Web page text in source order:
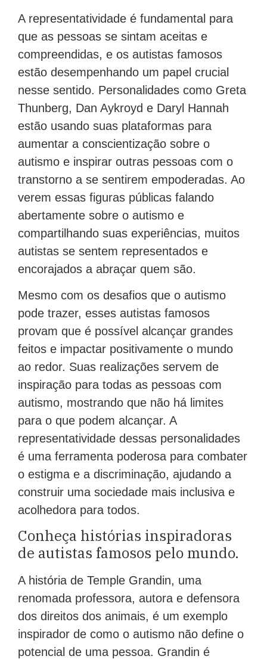
A representatividade é fundamental para
que as pessoas se sintam aceitas e
compreendidas, e os autistas famosos
estão desempenhando um papel crucial
nesse sentido. Personalidades como Greta
Thunberg, Dan Aykroyd e Daryl Hannah
estão usando suas plataformas para
aumentar a conscientização sobre o
autismo e inspirar outras pessoas com o
transtorno a se sentirem empoderadas. Ao
verem essas figuras públicas falando
abertamente sobre o autismo e
compartilhando suas experiências, muitos
autistas se sentem representados e
encorajados a abraçar quem são.
Mesmo com os desafios que o autismo
pode trazer, esses autistas famosos
provam que é possível alcançar grandes
feitos e impactar positivamente o mundo
ao redor. Suas realizações servem de
inspiração para todas as pessoas com
autismo, mostrando que não há limites
para o que podem alcançar. A
representatividade dessas personalidades
é uma ferramenta poderosa para combater
o estigma e a discriminação, ajudando a
construir uma sociedade mais inclusiva e
acolhedora para todos.
Conheça histórias inspiradoras
de autistas famosos pelo mundo.
A história de Temple Grandin, uma
renomada professora, autora e defensora
dos direitos dos animais, é um exemplo
inspirador de como o autismo não define o
potencial de uma pessoa. Grandin é